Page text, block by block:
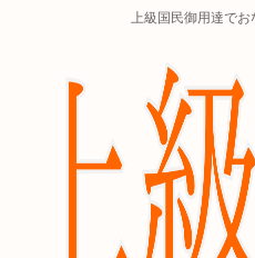
上級国民御用達で